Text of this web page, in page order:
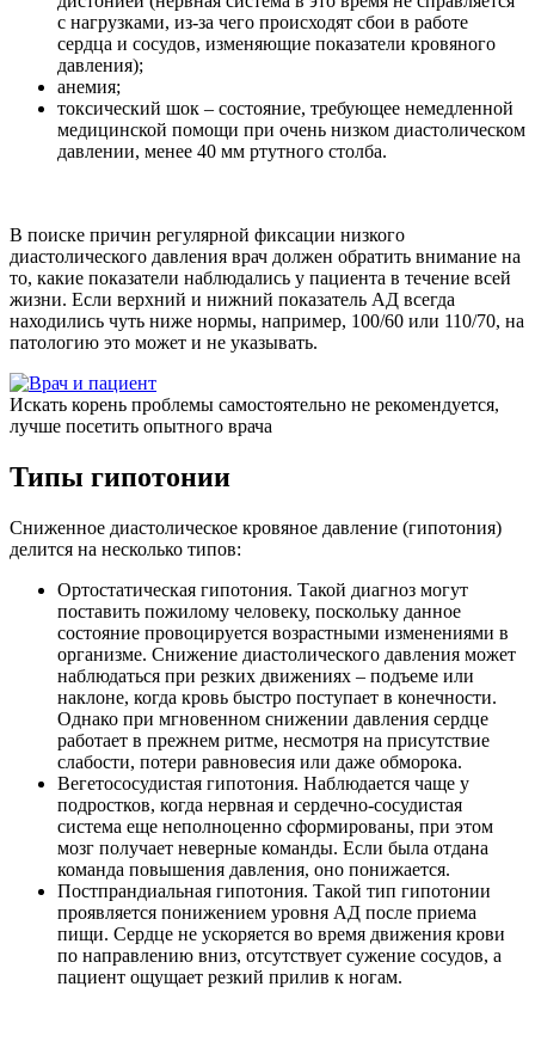
с нагрузками, из-за чего происходят сбои в работе
сердца и сосудов, изменяющие показатели кровяного
давления);
анемия;
токсический шок – состояние, требующее немедленной
медицинской помощи при очень низком диастолическом
давлении, менее 40 мм ртутного столба.
В поиске причин регулярной фиксации низкого
диастолического давления врач должен обратить внимание на
то, какие показатели наблюдались у пациента в течение всей
жизни. Если верхний и нижний показатель АД всегда
находились чуть ниже нормы, например, 100/60 или 110/70, на
патологию это может и не указывать.
Искать корень проблемы самостоятельно не рекомендуется,
лучше посетить опытного врача
Типы гипотонии
Сниженное диастолическое кровяное давление (гипотония)
делится на несколько типов:
Ортостатическая гипотония. Такой диагноз могут
поставить пожилому человеку, поскольку данное
состояние провоцируется возрастными изменениями в
организме. Снижение диастолического давления может
наблюдаться при резких движениях – подъеме или
наклоне, когда кровь быстро поступает в конечности.
Однако при мгновенном снижении давления сердце
работает в прежнем ритме, несмотря на присутствие
слабости, потери равновесия или даже обморока.
Вегетососудистая гипотония. Наблюдается чаще у
подростков, когда нервная и сердечно-сосудистая
система еще неполноценно сформированы, при этом
мозг получает неверные команды. Если была отдана
команда повышения давления, оно понижается.
Постпрандиальная гипотония. Такой тип гипотонии
проявляется понижением уровня АД после приема
пищи. Сердце не ускоряется во время движения крови
по направлению вниз, отсутствует сужение сосудов, а
пациент ощущает резкий прилив к ногам.